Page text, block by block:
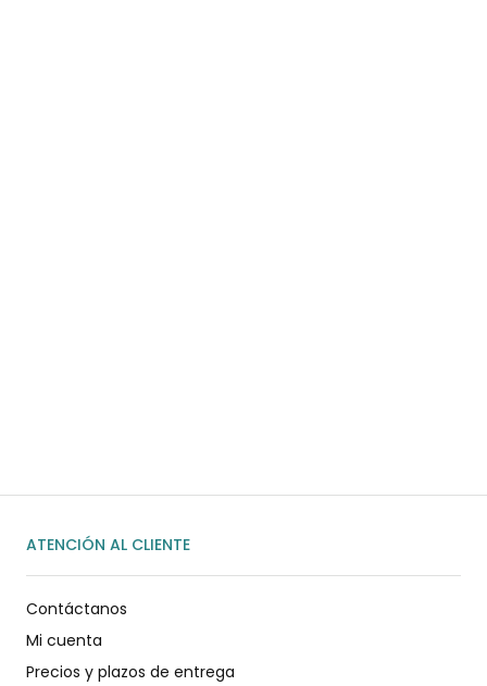
ATENCIÓN AL CLIENTE
Contáctanos
Mi cuenta
Precios y plazos de entrega